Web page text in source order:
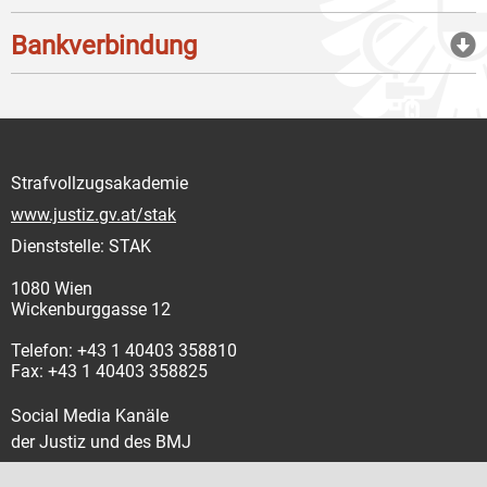
Bankverbindung
Strafvollzugsakademie
www.justiz.gv.at/stak
Dienststelle: STAK
1080 Wien
Wickenburggasse 12
Telefon: +43 1 40403 358810
Fax: +43 1 40403 358825
Social Media Kanäle
der Justiz und des BMJ